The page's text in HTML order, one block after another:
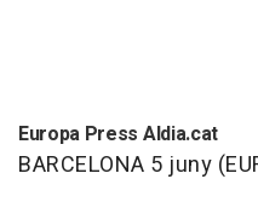
Europa Press Aldia.cat
BARCELONA 5 juny